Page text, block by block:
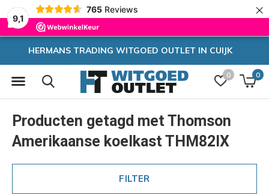
9,1
765 Reviews ×
0 0
IN CUIJK Zeer hoge korting
Producten getagd met Thomson
Amerikaanse koelkast THM82IX
FILTER